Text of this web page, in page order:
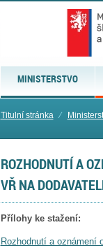
MINISTERSTVO
Titulní stránka ⁄
ROZHODNUTÍ A
VŘ NA
Přílohy ke stažení:
Rozhodnutí a oznámení